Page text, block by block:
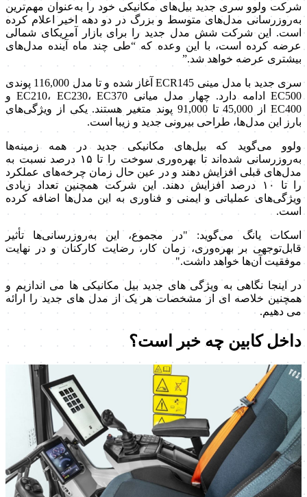
شرکت ولوو سری جدید بیل‌های مکانیکی خود را به‌عنوان مهم‌ترین
به‌روزرسانی مدل‌های متوسط و بزرگ در دو دهه اخیر اعلام کرده
است. این شرکت شش مدل جدید را برای بازار آمریکای شمالی
عرضه کرده است، با این وعده که “طی چند ماه آینده مدل‌های
بیشتری عرضه خواهد شد.”
سری جدید با مدل مینی ECR145 آغاز شده و تا مدل 116,000 پوندی
EC500 ادامه دارد. چهار مدل میانی EC210، EC230، EC370 و
EC400 از 45,000 تا 91,000 پوند متغیر هستند. یکی از ویژگی‌های
بارز این مدل‌ها، طراحی بیرونی جدید و زیبا است.
ولوو می‌گوید که بیل‌های مکانیکی جدید در همه زمینه‌ها
به‌روزرسانی شده‌اند تا بهره‌وری سوخت را تا ۱۵ درصد نسبت به
مدل‌های قبلی افزایش دهند و در عین حال زمان چرخه‌های عملکرد
را تا ۱۰ درصد افزایش دهند. این شرکت همچنین تعداد زیادی
ویژگی‌های عملیاتی و ایمنی و فناوری به این مدل‌ها اضافه کرده
است.
اسکات یانگ می‌گوید: "در مجموع، این به‌روزرسانی‌ها تأثیر
قابل‌توجهی بر بهره‌وری، زمان کار، رضایت کارکنان و در نهایت
موفقیت آن‌ها خواهد داشت."
در اینجا نگاهی به ویژگی های جدید بیل مکانیکی ها می اندازیم و
همچنین خلاصه ای از مشخصات هر یک از مدل های جدید را ارائه
می دهیم.
داخل کابین چه خبر است؟